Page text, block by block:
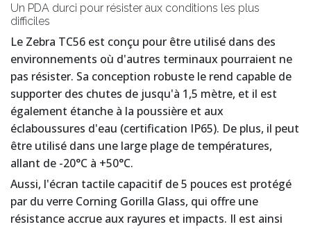
Un PDA durci pour résister aux conditions les plus
difficiles
Le Zebra TC56 est conçu pour être utilisé dans des
environnements où d'autres terminaux pourraient ne
pas résister. Sa conception robuste le rend capable de
supporter des chutes de jusqu'à 1,5 mètre, et il est
également étanche à la poussière et aux
éclaboussures d'eau (certification IP65). De plus, il peut
être utilisé dans une large plage de températures,
allant de -20°C à +50°C.
Aussi, l'écran tactile capacitif de 5 pouces est protégé
par du verre Corning Gorilla Glass, qui offre une
résistance accrue aux rayures et impacts. Il est ainsi